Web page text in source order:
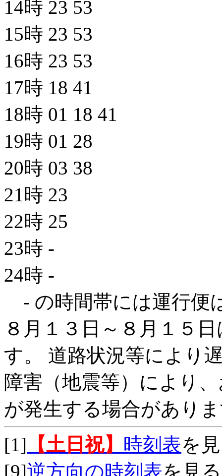
14時 23 53
15時 23 53
16時 23 53
17時 18 41
18時 01 18 41
19時 01 28
20時 03 38
21時 23
22時 25
23時 -
24時 -
- の時間帯には運行便
８月１３日～８月１５
す。 道路状況等により
障害（地震等）により
が発生する場合があり
[1] 【土日祝】 時刻表を
[9]逆方向の時刻表を見る